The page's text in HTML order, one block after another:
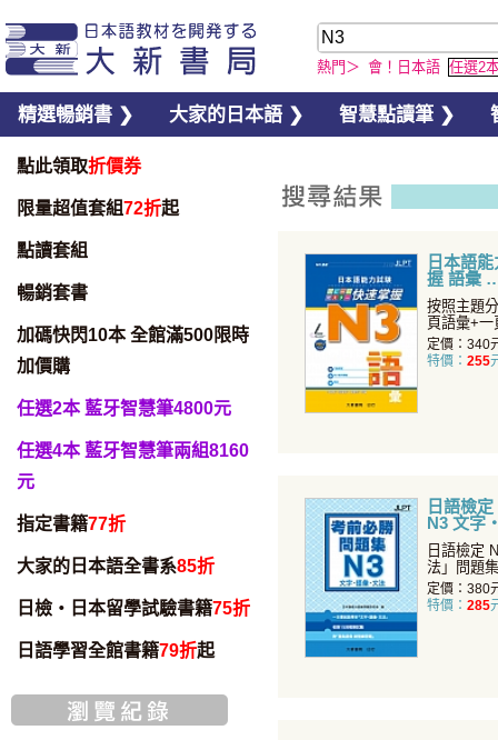
熱門＞ 會！日本語 任選2
精選暢銷書 ❯ 大家的日本語 ❯ 智慧點讀筆 ❯
點此領取折價券
限量超值套組72折起
點讀套組
暢銷套書
加碼快閃10本 全館滿500限時
加價購
任選2本 藍牙智慧筆4800元
任選4本 藍牙智慧筆兩組8160
元
指定書籍77折
大家的日本語全書系85折
日檢・日本留學試驗書籍75折
日語學習全館書籍79折起
日本語
握 語彙
按照主題
頁語彙+
訓練！搭
定價：340
特價： 255
日語檢
N3 文字
日語檢定
法」問題
相關附錄
定價：380
特價： 285